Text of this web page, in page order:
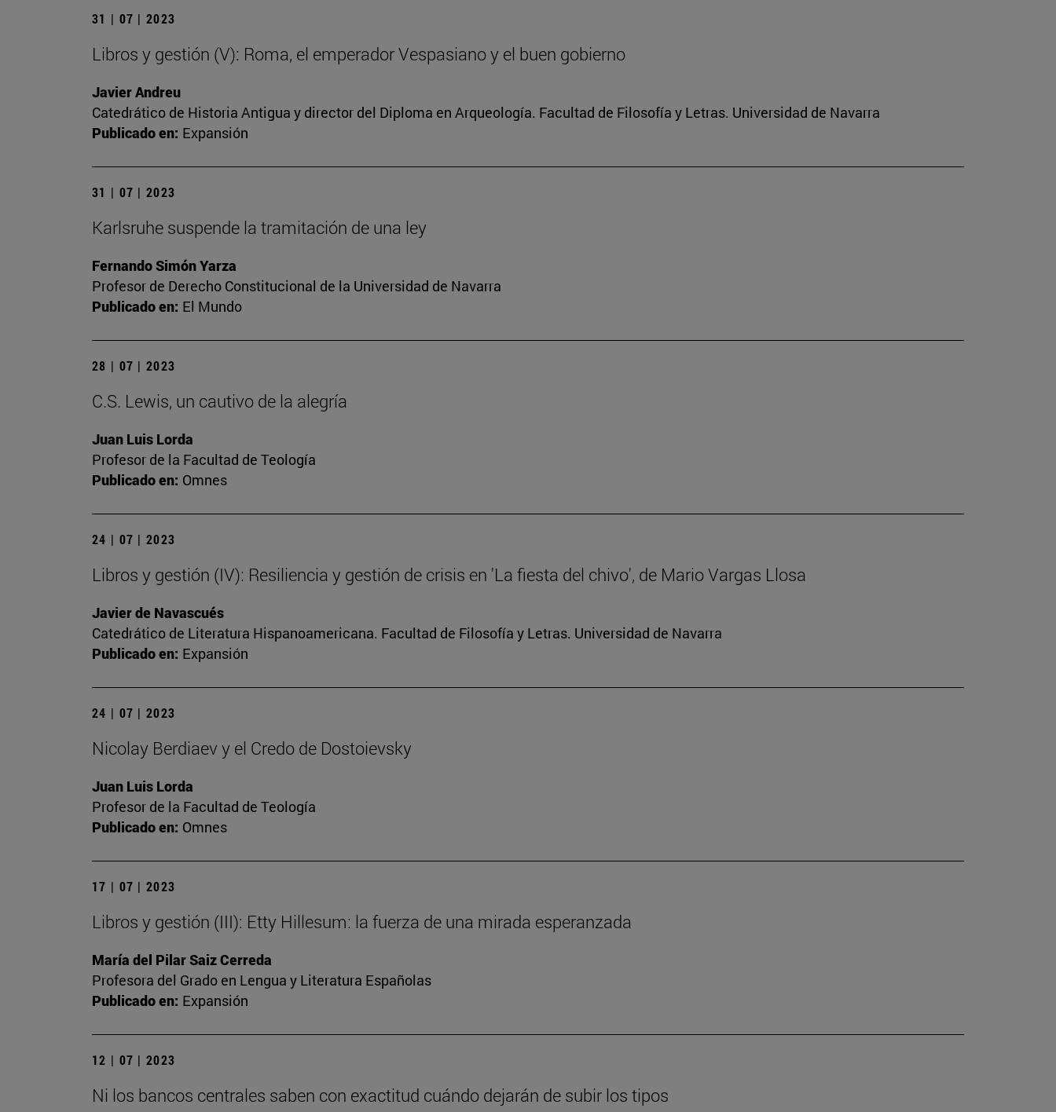
31 | 07 | 2023
Libros y gestión (V): Roma, el emperador Vespasiano y el buen gobierno
Javier Andreu
Catedrático de Historia Antigua y director del Diploma en Arqueología. Facultad de Filosofía y Letras. Universidad de Navarra
Publicado en: Expansión
31 | 07 | 2023
Karlsruhe suspende la tramitación de una ley
Fernando Simón Yarza
Profesor de Derecho Constitucional de la Universidad de Navarra
Publicado en: El Mundo
28 | 07 | 2023
C.S. Lewis, un cautivo de la alegría
Juan Luis Lorda
Profesor de la Facultad de Teología
Publicado en: Omnes
24 | 07 | 2023
Libros y gestión (IV): Resiliencia y gestión de crisis en 'La fiesta del chivo', de Mario Vargas Llosa
Javier de Navascués
Catedrático de Literatura Hispanoamericana. Facultad de Filosofía y Letras. Universidad de Navarra
Publicado en: Expansión
24 | 07 | 2023
Nicolay Berdiaev y el Credo de Dostoievsky
Juan Luis Lorda
Profesor de la Facultad de Teología
Publicado en: Omnes
17 | 07 | 2023
Libros y gestión (III): Etty Hillesum: la fuerza de una mirada esperanzada
María del Pilar Saiz Cerreda
Profesora del Grado en Lengua y Literatura Españolas
Publicado en: Expansión
12 | 07 | 2023
Ni los bancos centrales saben con exactitud cuándo dejarán de subir los tipos